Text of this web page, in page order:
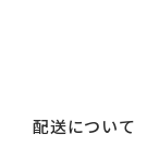
配送について